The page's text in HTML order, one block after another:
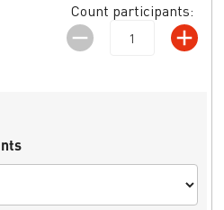
Count participants: